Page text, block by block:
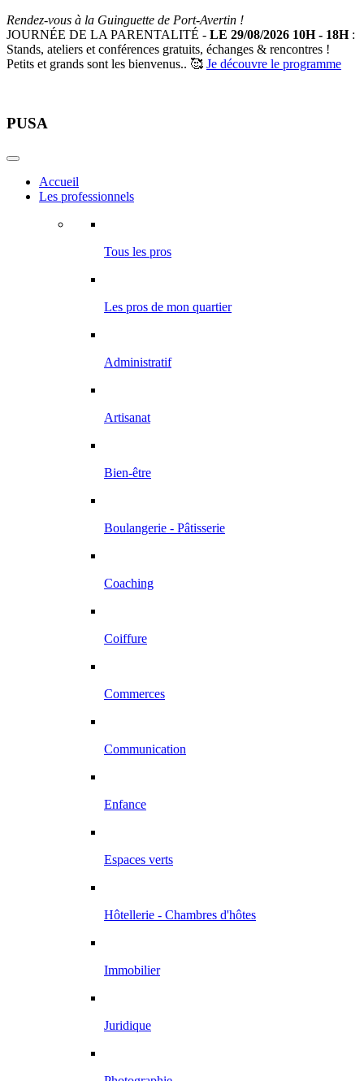
Rendez-vous à la Guinguette de Port-Avertin !
JOURNÉE DE LA PARENTALITÉ - LE 29/08/2026 10H - 18H:
Stands, ateliers et conférences gratuits, échanges & rencontres !
Petits et grands sont les bienvenus.. 🥰 Je découvre le programme
PUSA
Accueil
Les professionnels
Tous les pros
Les pros de mon quartier
Administratif
Artisanat
Bien-être
Boulangerie - Pâtisserie
Coaching
Coiffure
Commerces
Communication
Enfance
Espaces verts
Hôtellerie - Chambres d'hôtes
Immobilier
Juridique